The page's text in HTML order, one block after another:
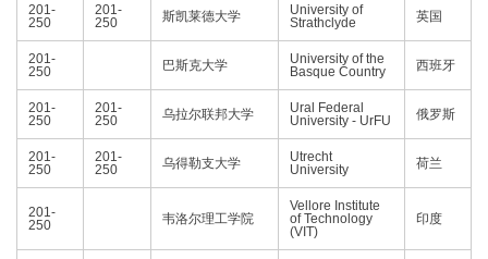
201-
250
201-
250
斯凯莱德大学
University of
Strathclyde
英国
201-
250
巴斯克大学
University of the
Basque Country
西班牙
201-
250
201-
250
乌拉尔联邦大学
Ural Federal
University - UrFU
俄罗斯
201-
250
201-
250
乌得勒支大学
Utrecht
University
荷兰
201-
250
韦洛尔理工学院
Vellore Institute
of Technology
(VIT)
印度